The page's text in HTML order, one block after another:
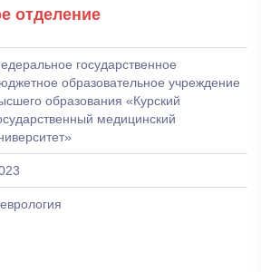
отделение
государственное
образовательное учреждение
образования «Курский
медицинский